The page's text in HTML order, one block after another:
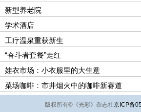
新型养老院
学术酒店
工疗温泉重获新生
“奋斗者套餐”走红
娃衣市场：小衣服里的大生意
菜场咖啡：市井烟火中的咖啡新赛道
版权所有© 《光彩》杂志社京ICP备